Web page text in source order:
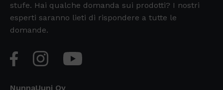
stufe. Hai qualche domanda sui prodotti? I nostri
esperti saranno lieti di rispondere a tutte le
domande.
NunnaUuni Oy